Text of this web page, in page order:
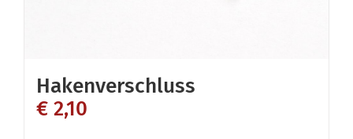
Hakenverschluss
€ 2,10